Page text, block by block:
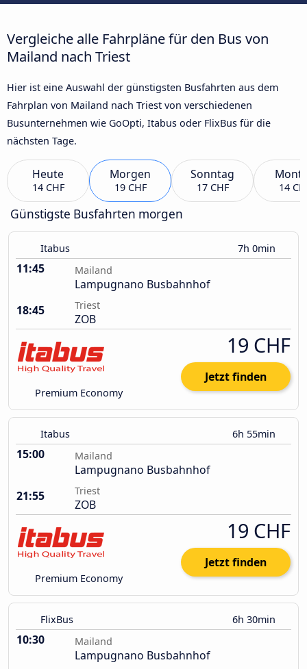
Vergleiche alle Fahrpläne für den Bus von
Mailand nach Triest
Hier ist eine Auswahl der günstigsten Busfahrten aus dem
Fahrplan von Mailand nach Triest von verschiedenen
Busunternehmen wie GoOpti, Itabus oder FlixBus für die
nächsten Tage.
Heute
14 CHF
Morgen
19 CHF
Sonntag
17 CHF 14
Günstigste Busfahrten morgen
Itabus 7h 0min
11:45 Mailand
Lampugnano Busbahnhof
18:45
Triest
ZOB
Premium Economy
19 CHF
Jetzt finden
Itabus 6h 55min
15:00 Mailand
Lampugnano Busbahnhof
21:55
Triest
ZOB
Premium Economy
19 CHF
Jetzt finden
FlixBus 6h 30min
10:30 Mailand
Lampugnano Busbahnhof